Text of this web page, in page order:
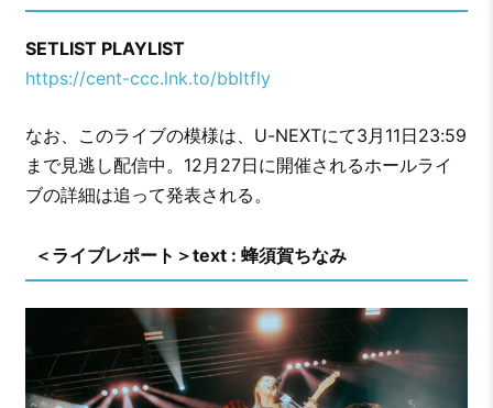
SETLIST PLAYLIST
https://cent-ccc.lnk.to/bbltfly
なお、このライブの模様は、U-NEXTにて3月11日23:59
まで見逃し配信中。12月27日に開催されるホールライ
ブの詳細は追って発表される。
＜ライブレポート＞text : 蜂須賀ちなみ